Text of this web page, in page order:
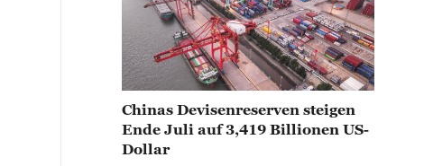
Chinas Devisenreserven steigen
Ende Juli auf 3,419 Billionen US-
Dollar